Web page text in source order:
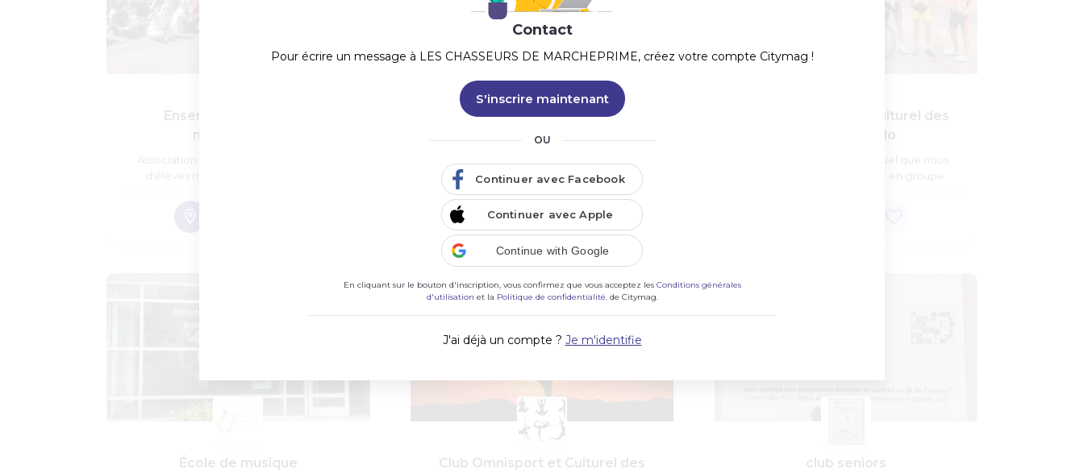
Ensemble pour l'école
marcheprime
Association indépendante des parents
d'élèves maternelle et élémentaire
Basket club Marcheprime
Association sportive pour pratiquer le
Club Omnisport et Culturel des
Ecureuils Cyclo
Le vélo est un sport individuel que nous
avons décidé de pratiquer en groupe
École de musique
Club Omnisport et Culturel des
club seniors
Contact
Pour écrire un message à LES CHASSEURS DE MARCHEPRIME, créez votre compte Citymag !
S'inscrire maintenant
OU
Continuer avec Facebook
Continuer avec Apple
Continue with Google
En cliquant sur le bouton d'inscription, vous confirmez que vous acceptez les Conditions générales
d'utilisation et la Politique de confidentialité. de Citymag.
J'ai déjà un compte ? Je m'identifie